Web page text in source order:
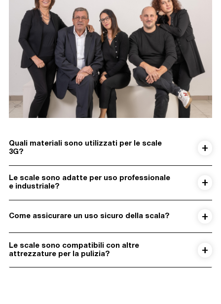
Quali materiali sono utilizzati per le scale
3G?
Le scale sono adatte per uso professionale
e industriale?
Come assicurare un uso sicuro della scala?
Le scale sono compatibili con altre
attrezzature per la pulizia?